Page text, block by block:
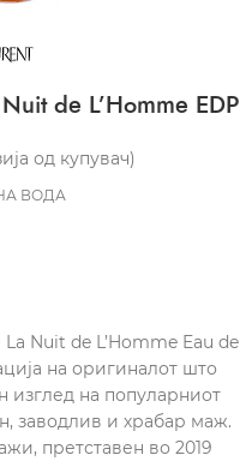
de L’Homme EDP
од купувач)
ВОДА
Nuit de L’Homme Eau de
на оригиналот што
изглед на популарниот
заводлив и храбар маж.
претставен во 2019